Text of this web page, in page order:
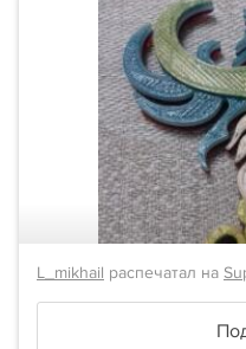
L_mikhail распечатал на